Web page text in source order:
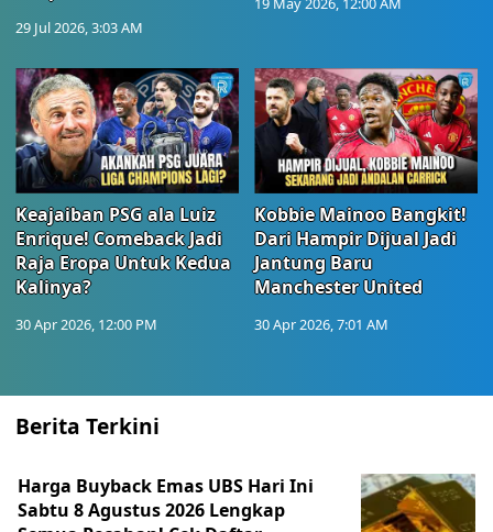
29 Jul 2026, 3:03 AM
Keajaiban PSG ala Luiz
Enrique! Comeback Jadi
Raja Eropa Untuk Kedua
Kalinya?
30 Apr 2026, 12:00 PM
Kobbie Mainoo Bangkit!
Dari Hampir Dijual Jadi
Jantung Baru
Manchester United
30 Apr 2026, 7:01 AM
Berita Terkini
Harga Buyback Emas UBS Hari Ini
Sabtu 8 Agustus 2026 Lengkap